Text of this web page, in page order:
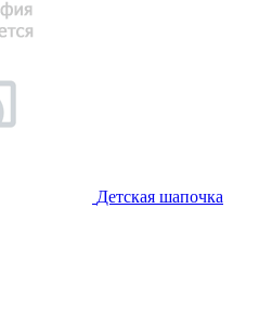
Детская шапочка